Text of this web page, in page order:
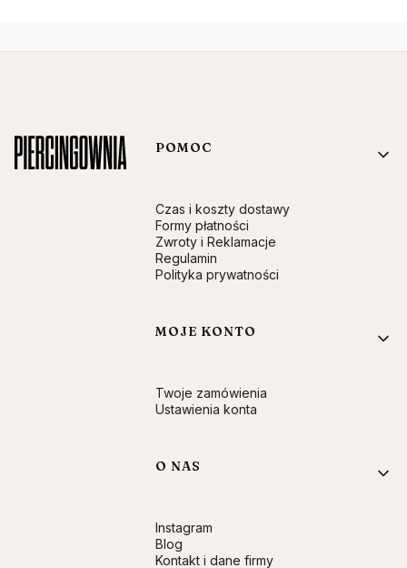
Linki w stopce
POMOC
Czas i koszty dostawy
Formy płatności
Zwroty i Reklamacje
Regulamin
Polityka prywatności
MOJE KONTO
Twoje zamówienia
Ustawienia konta
O NAS
Instagram
Blog
Kontakt i dane firmy